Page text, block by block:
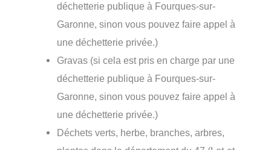
déchetterie publique à Fourques-sur-
Garonne, sinon vous pouvez faire appel à
une déchetterie privée.)
Gravas (si cela est pris en charge par une
déchetterie publique à Fourques-sur-
Garonne, sinon vous pouvez faire appel à
une déchetterie privée.)
Déchets verts, herbe, branches, arbres,